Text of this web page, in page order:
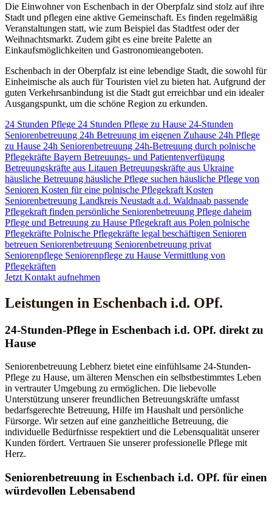
Die Einwohner von Eschenbach in der Oberpfalz sind stolz auf ihre
Stadt und pflegen eine aktive Gemeinschaft. Es finden regelmäßig
Veranstaltungen statt, wie zum Beispiel das Stadtfest oder der
Weihnachtsmarkt. Zudem gibt es eine breite Palette an
Einkaufsmöglichkeiten und Gastronomieangeboten.
Eschenbach in der Oberpfalz ist eine lebendige Stadt, die sowohl für
Einheimische als auch für Touristen viel zu bieten hat. Aufgrund der
guten Verkehrsanbindung ist die Stadt gut erreichbar und ein idealer
Ausgangspunkt, um die schöne Region zu erkunden.
24 Stunden Pflege 24 Stunden Pflege zu Hause 24-Stunden
Seniorenbetreuung 24h Betreuung im eigenen Zuhause 24h Pflege
zu Hause 24h Seniorenbetreuung 24h-Betreuung durch polnische
Pflegekräfte Bayern Betreuungs- und Patientenverfügung
Betreuungskräfte aus Litauen Betreuungskräfte aus Ukraine
häusliche Betreuung häusliche Pflege suchen häusliche Pflege von
Senioren Kosten für eine polnische Pflegekraft Kosten
Seniorenbetreuung Landkreis Neustadt a.d. Waldnaab passende
Pflegekraft finden persönliche Seniorenbetreuung Pflege daheim
Pflege und Betreuung zu Hause Pflegekraft aus Polen polnische
Pflegekräfte Polnische Pflegekräfte legal beschäftigen Senioren
betreuen Seniorenbetreuung Seniorenbetreuung privat
Seniorenpflege Seniorenpflege zu Hause Vermittlung von
Pflegekräften
Jetzt Kontakt aufnehmen
Leistungen in Eschenbach i.d. OPf.
24-Stunden-Pflege in Eschenbach i.d. OPf. direkt zu
Hause
Seniorenbetreuung Lebherz bietet eine einfühlsame 24-Stunden-
Pflege zu Hause, um älteren Menschen ein selbstbestimmtes Leben
in vertrauter Umgebung zu ermöglichen. Die liebevolle
Unterstützung unserer freundlichen Betreuungskräfte umfasst
bedarfsgerechte Betreuung, Hilfe im Haushalt und persönliche
Fürsorge. Wir setzen auf eine ganzheitliche Betreuung, die
individuelle Bedürfnisse respektiert und die Lebensqualität unserer
Kunden fördert. Vertrauen Sie unserer professionelle Pflege mit
Herz.
Senioren­betreuung in Eschenbach i.d. OPf. für einen
würdevollen Lebensabend